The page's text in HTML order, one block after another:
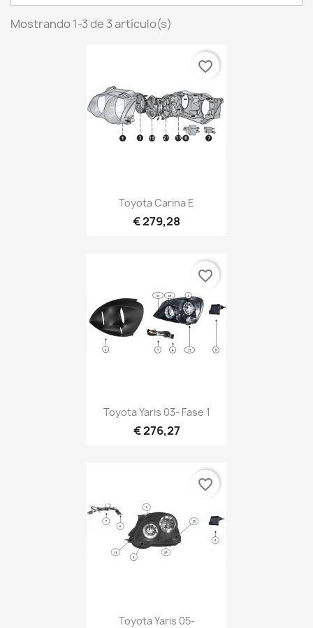
Mostrando 1-3 de 3 artículo(s)
Toyota Carina E
€ 279,28
favorite_border
Toyota Yaris 03- Fase 1
€ 276,27
favorite_border
Toyota Yaris 05-
favorite_border